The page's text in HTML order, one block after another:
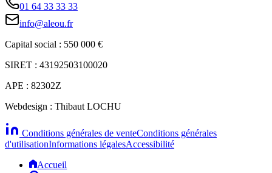
01 64 33 33 33
info@aleou.fr
Capital social : 550 000 €
SIRET : 43192503100020
APE : 82302Z
Webdesign : Thibaut LOCHU
Conditions générales de venteConditions générales
d'utilisationInformations légalesAccessibilité
Accueil